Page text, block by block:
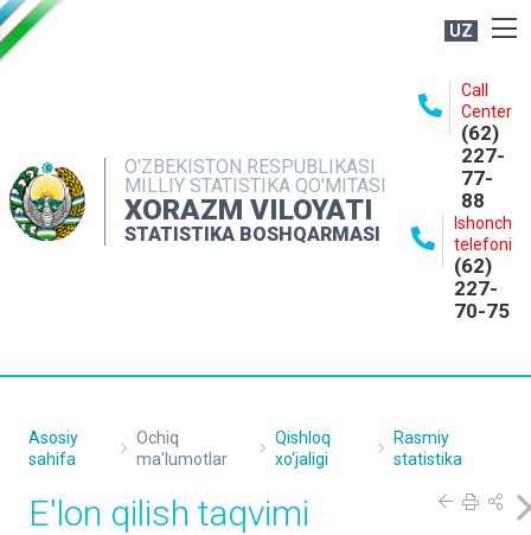
UZ
O'ZBEKISTON RESPUBLIKASI
MILLIY STATISTIKA QO'MITASI
XORAZM VILOYATI
STATISTIKA BOSHQARMASI
Call
Center
(62)
227-
77-
88
Ishonch
telefoni
(62)
227-
70-75
NASHRLAR
INTERAKTIV XIZMATLAR
MATBUOT XIZMATI
Asosiy
sahifa
Ochiq
ma'lumotlar
Qishloq
xo‘jaligi
Rasmiy
statistika
E'lon qilish taqvimi